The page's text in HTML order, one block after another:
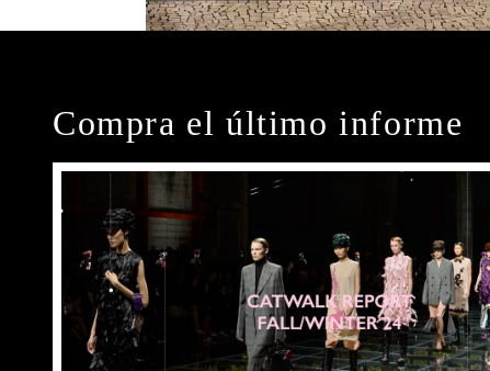
Compra el último informe